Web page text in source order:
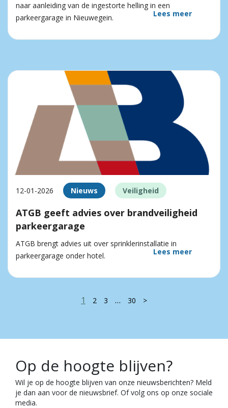
naar aanleiding van de ingestorte helling in een
parkeergarage in Nieuwegein.
Lees meer
12-01-2026 Nieuws Veiligheid
ATGB geeft advies over brandveiligheid
parkeergarage
ATGB brengt advies uit over sprinklerinstallatie in
parkeergarage onder hotel.
Lees meer
1 2 3 … 30 >
Op de hoogte blijven?
Wil je op de hoogte blijven van onze nieuwsberichten? Meld
je dan aan voor de nieuwsbrief. Of volg ons op onze sociale
media.